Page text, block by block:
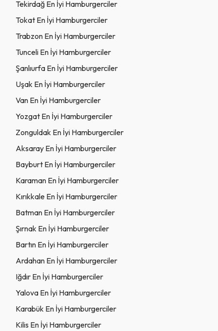
Tekirdağ En İyi Hamburgerciler
Tokat En İyi Hamburgerciler
Trabzon En İyi Hamburgerciler
Tunceli En İyi Hamburgerciler
Şanlıurfa En İyi Hamburgerciler
Uşak En İyi Hamburgerciler
Van En İyi Hamburgerciler
Yozgat En İyi Hamburgerciler
Zonguldak En İyi Hamburgerciler
Aksaray En İyi Hamburgerciler
Bayburt En İyi Hamburgerciler
Karaman En İyi Hamburgerciler
Kırıkkale En İyi Hamburgerciler
Batman En İyi Hamburgerciler
Şırnak En İyi Hamburgerciler
Bartın En İyi Hamburgerciler
Ardahan En İyi Hamburgerciler
Iğdır En İyi Hamburgerciler
Yalova En İyi Hamburgerciler
Karabük En İyi Hamburgerciler
Kilis En İyi Hamburgerciler